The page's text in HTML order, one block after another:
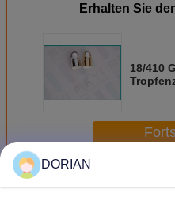
Erhalten Sie
18/410
Mehr
DORIAN